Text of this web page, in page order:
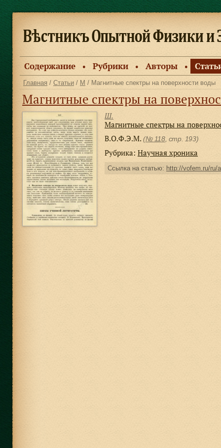
Содержание ● Рубрики ● Авторы ●
Главная / Статьи / М / Магнитные спектры на поверхности воды
Магнитные спектры на
Ш.
Магнитные спектры на
В.О.Ф.Э.М. (№ 118, стр. 193)
Рубрика: Научная хроника
Ссылка на статью: http://vofem.ru/ru/